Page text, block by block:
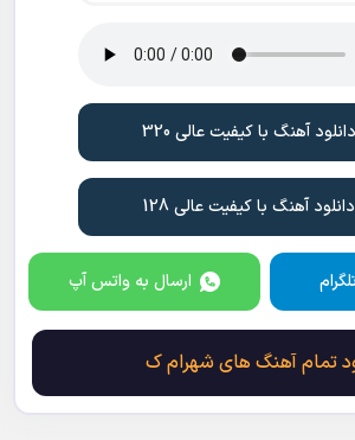
دانلود آهنگ با کیفیت عالی 320
دانلود آهنگ با کیفیت عالی 128
ارسال به واتس آپ
تمام آهنگ های شهرام ک